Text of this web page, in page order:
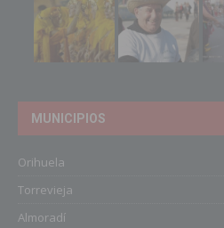
MUNICIPIOS
Orihuela
Torrevieja
Almoradí